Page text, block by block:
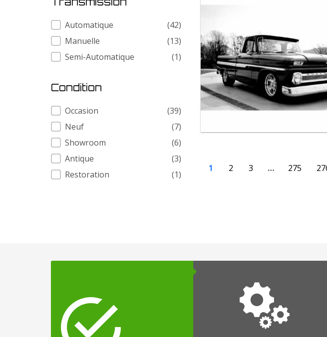
Transmission
Automatique
(42)
Manuelle
(13)
Semi-Automatique
(1)
Condition
Condition
Occasion
(39)
Neuf
(7)
Showroom
(6)
Antique
(3)
Restoration
(1)
1 2 3 … 275